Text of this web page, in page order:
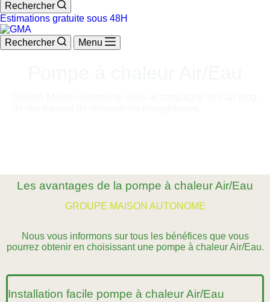
Rechercher
Estimations gratuite sous 48H
Rechercher Menu
Les avantages de la pompe à chaleur Air/Eau
GROUPE MAISON AUTONOME
Nous vous informons sur tous les bénéfices que vous
pourrez obtenir en choisissant une pompe à chaleur Air/Eau.
Installation facile pompe à chaleur Air/Eau